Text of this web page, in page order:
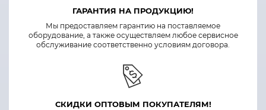
ГАРАНТИЯ НА ПРОДУКЦИЮ!
Мы предоставляем гарантию на поставляемое
оборудование, а также осуществляем любое сервисное
обслуживание соответственно условиям договора.
СКИДКИ ОПТОВЫМ ПОКУПАТЕЛЯМ!